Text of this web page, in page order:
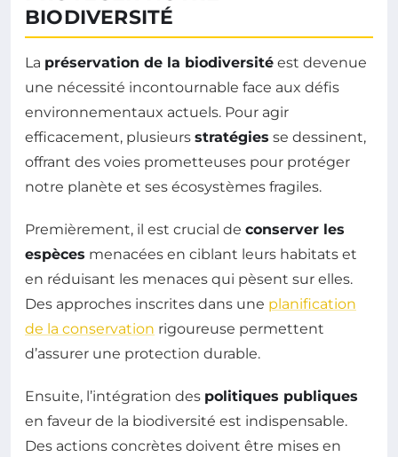
BIODIVERSITÉ
La préservation de la biodiversité est devenue
une nécessité incontournable face aux défis
environnementaux actuels. Pour agir
efficacement, plusieurs stratégies se dessinent,
offrant des voies prometteuses pour protéger
notre planète et ses écosystèmes fragiles.
Premièrement, il est crucial de conserver les
espèces menacées en ciblant leurs habitats et
en réduisant les menaces qui pèsent sur elles.
Des approches inscrites dans une planification
de la conservation rigoureuse permettent
d’assurer une protection durable.
Ensuite, l’intégration des politiques publiques
en faveur de la biodiversité est indispensable.
Des actions concrètes doivent être mises en